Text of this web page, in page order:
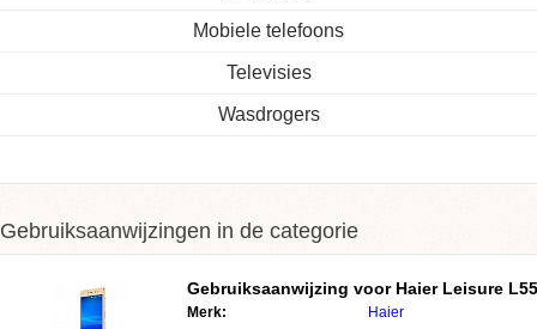
Mobiele telefoons
Televisies
Wasdrogers
Gebruiksaanwijzingen in de categorie
Gebruiksaanwijzing voor Haier Leisure L55
Merk: Haier